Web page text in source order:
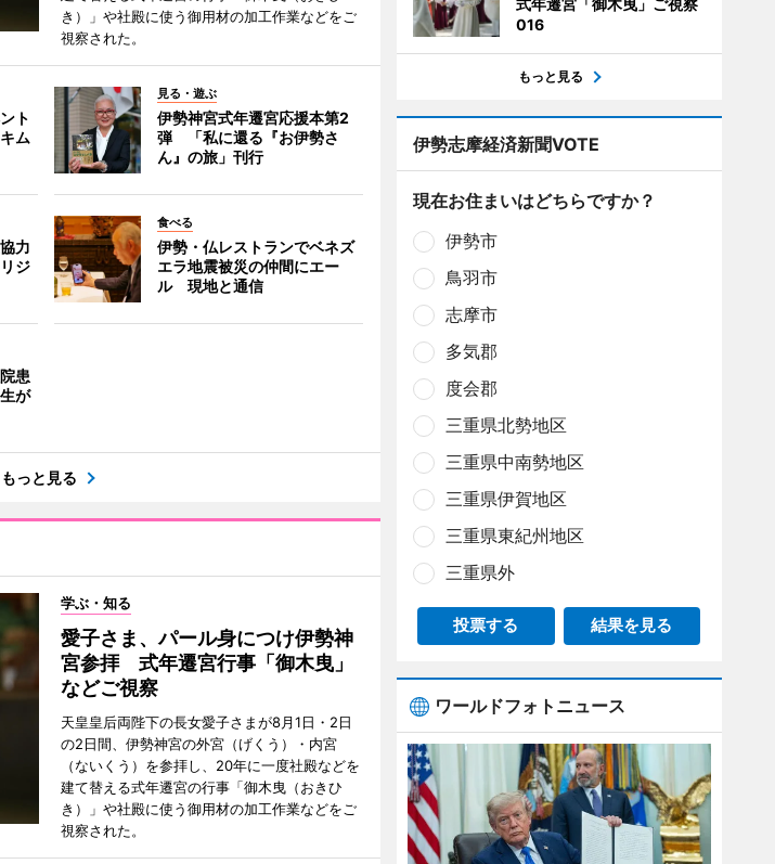
き）」や社殿に使う御用材の加工作業などをご
視察された。
ト
ム
見る・遊ぶ
伊勢神宮式年遷宮応援本第2
弾 「私に還る『お伊勢さ
ん』の旅」刊行
力
ジ
食べる
伊勢・仏レストランでベネズ
エラ地震被災の仲間にエー
ル 現地と通信
患
が
もっと見る
学ぶ・知る
愛子さま、パール身につけ伊勢神
宮参拝 式年遷宮行事「御木曳」
などご視察
天皇皇后両陛下の長女愛子さまが8月1日・2日
の2日間、伊勢神宮の外宮（げくう）・内宮
（ないくう）を参拝し、20年に一度社殿などを
建て替える式年遷宮の行事「御木曳（おきひ
き）」や社殿に使う御用材の加工作業などをご
視察された。
式年遷宮「御木曳」ご視察
016
もっと見る
伊勢志摩経済新聞VOTE
現在お住まいはどちらですか？
伊勢市
鳥羽市
志摩市
多気郡
度会郡
三重県北勢地区
三重県中南勢地区
三重県伊賀地区
三重県東紀州地区
三重県外
投票する 結果を見る
ワールドフォトニュース